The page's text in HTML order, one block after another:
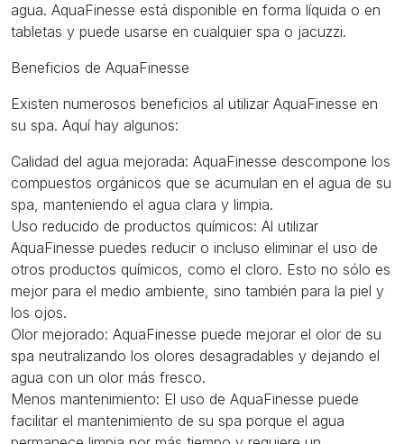
agua. AquaFinesse está disponible en forma líquida o en
tabletas y puede usarse en cualquier spa o jacuzzi.
Beneficios de AquaFinesse
Existen numerosos beneficios al utilizar AquaFinesse en
su spa. Aquí hay algunos:
Calidad del agua mejorada: AquaFinesse descompone los
compuestos orgánicos que se acumulan en el agua de su
spa, manteniendo el agua clara y limpia.
Uso reducido de productos químicos: Al utilizar
AquaFinesse puedes reducir o incluso eliminar el uso de
otros productos químicos, como el cloro. Esto no sólo es
mejor para el medio ambiente, sino también para la piel y
los ojos.
Olor mejorado: AquaFinesse puede mejorar el olor de su
spa neutralizando los olores desagradables y dejando el
agua con un olor más fresco.
Menos mantenimiento: El uso de AquaFinesse puede
facilitar el mantenimiento de su spa porque el agua